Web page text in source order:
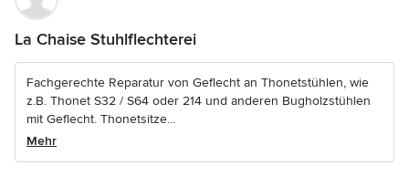
La Chaise Stuhlflechterei
Fachgerechte Reparatur von Geflecht an Thonetstühlen, wie
z.B. Thonet S32 / S64 oder 214 und anderen Bugholzstühlen
mit Geflecht. Thonetsitze...
Mehr